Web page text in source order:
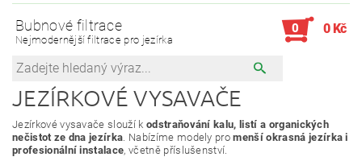
Bubnové filtrace
Nejmodernější filtrace pro jezírka
0 0 Kč
JEZÍRKOVÉ VYSAVAČE
Jezírkové vysavače slouží k odstraňování kalu, listí a organických
nečistot ze dna jezírka . Nabízíme modely promenší okrasná jezírka i
profesionální instalace, včetně příslušenství.